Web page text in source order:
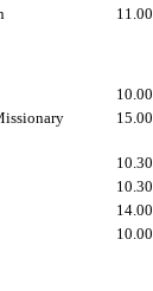
11.00
10.00
15.00
10.30
10.30
14.00
10.00